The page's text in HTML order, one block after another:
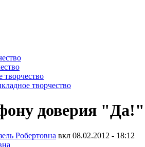
творчество
творчество
доверия "Да!"
Робертовна вкл 08.02.2012 - 18:12